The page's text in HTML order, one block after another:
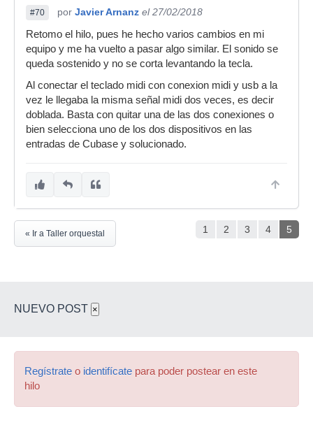
#70 por Javier Arnanz el 27/02/2018
Retomo el hilo, pues he hecho varios cambios en mi
equipo y me ha vuelto a pasar algo similar. El sonido se
queda sostenido y no se corta levantando la tecla.
Al conectar el teclado midi con conexion midi y usb a la
vez le llegaba la misma señal midi dos veces, es decir
doblada. Basta con quitar una de las dos conexiones o
bien selecciona uno de los dos dispositivos en las
entradas de Cubase y solucionado.
1 2 3 4 5
« Ir a Taller orquestal
NUEVO POST ×
Regístrate o identifícate para poder postear en este
hilo